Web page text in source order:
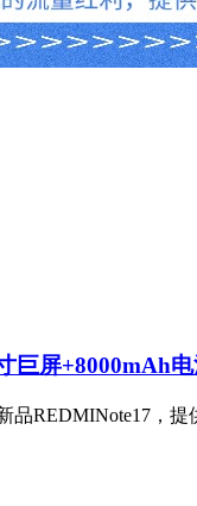
巨屏+8000mAh
品REDMINote17，